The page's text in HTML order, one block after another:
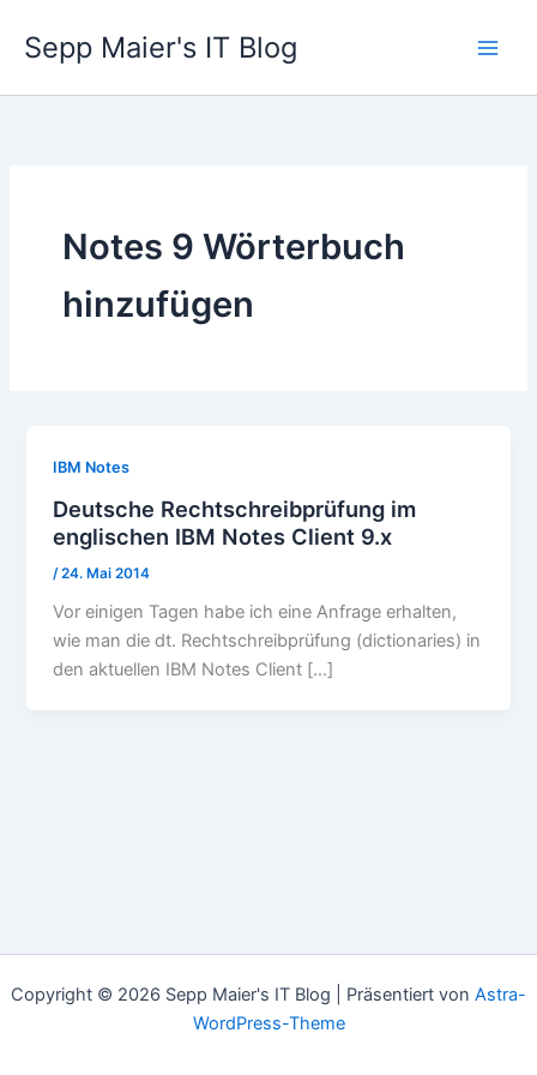
Inhalt
springen
Sepp Maier's IT Blog
Notes 9 Wörterbuch
hinzufügen
IBM Notes
Deutsche Rechtschreibprüfung im
englischen IBM Notes Client 9.x
/24. Mai 2014
Vor einigen Tagen habe ich eine Anfrage erhalten,
wie man die dt. Rechtschreibprüfung (dictionaries) in
den aktuellen IBM Notes Client […]
Copyright © 2026 Sepp Maier's IT Blog | Präsentiert von Astra-
WordPress-Theme